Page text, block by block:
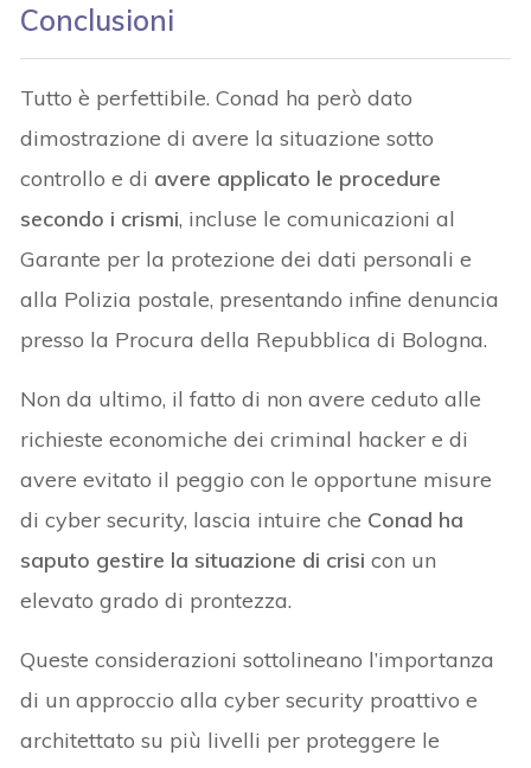
Conclusioni
Tutto è perfettibile. Conad ha però dato
dimostrazione di avere la situazione sotto
controllo e di avere applicato le procedure
secondo i crismi, incluse le comunicazioni al
Garante per la protezione dei dati personali e
alla Polizia postale, presentando infine denuncia
presso la Procura della Repubblica di Bologna.
Non da ultimo, il fatto di non avere ceduto alle
richieste economiche dei criminal hacker e di
avere evitato il peggio con le opportune misure
di cyber security, lascia intuire che Conad ha
saputo gestire la situazione di crisicon un
elevato grado di prontezza.
Queste considerazioni sottolineano l’importanza
di un approccio alla cyber security proattivo e
architettato su più livelli per proteggere le